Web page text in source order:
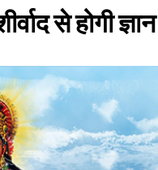
से होगी ज्ञान